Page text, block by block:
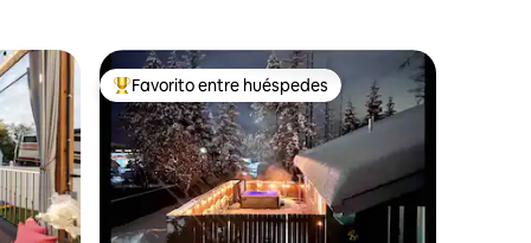
Favorito entre huéspedes preferido
Favorito entre huéspedes